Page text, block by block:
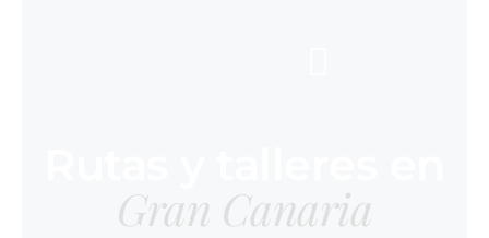
Gran Canaria